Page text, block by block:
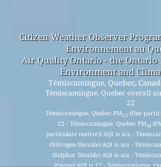
Citizen Weather Observer
Environnement au
Air Quality Ontario - the
Environment and
Témiscamingue, Quebec,
Témiscamingue, Quebec overall
22
Témiscamingue, Quebec PM2.5(fine
22 - Témiscamingue, Quebec PM10
particulate matter)) AQI is n/a -
(Nitrogen Dioxide) AQI is n/a -
(Sulphur Dioxide) AQI is n/a -
(Ozone) AQI is 17 - Témiscamingue,